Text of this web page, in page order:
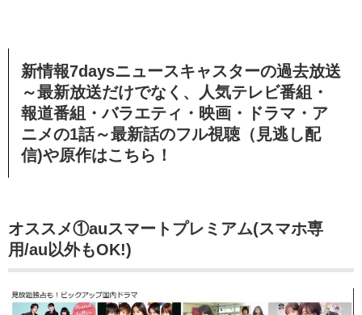
新情報7daysニュースキャスターの過去放送
～最新放送だけでなく、人気テレビ番組・
報道番組・バラエティ・映画・ドラマ・ア
ニメの1話～最新話のフル視聴（見逃し配
信)や原作はこちら！
オススメ①auスマートプレミアム(スマホ専
用/au以外もOK!)